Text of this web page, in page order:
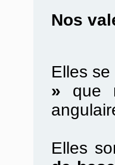
Nos
Elles
» que
Elles